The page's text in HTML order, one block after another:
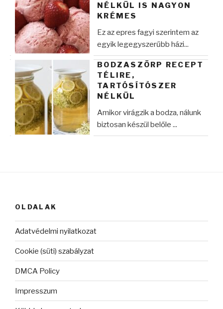
NÉLKÜL IS NAGYON
KRÉMES
Ez az epres fagyi szerintem az
egyik legegyszerűbb házi...
BODZASZÖRP RECEPT
TÉLIRE,
TARTÓSÍTÓSZER
NÉLKÜL
Amikor virágzik a bodza, nálunk
biztosan készül belőle ...
OLDALAK
Adatvédelmi nyilatkozat
Cookie (süti) szabályzat
DMCA Policy
Impresszum